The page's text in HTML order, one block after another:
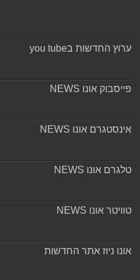
ערוץ החדשות בyou tube
פייסבוק אונו NEWS
אינסטגרם אונו NEWS
טלגרם אונו NEWS
טוויטר אונו NEWS
אונו ניוז אתר החדשות